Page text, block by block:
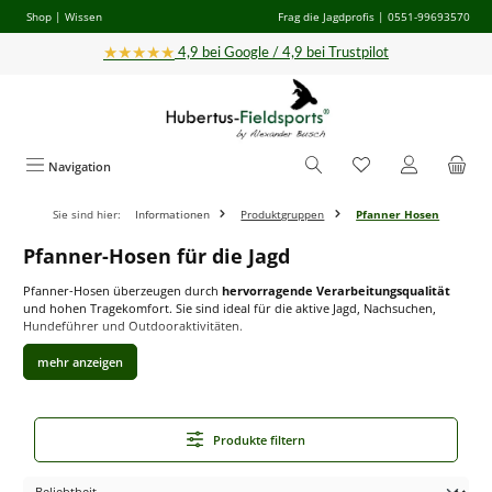
Zum Hauptinhalt springen
Shop | Wissen Frag die Jagdprofis | 0551-99693570
★★★★★ 4,9 bei Google / 4,9 bei Trustpilot
Navigation
Sie sind hier: Informationen Produktgruppen Pfanner Hosen
Pfanner-Hosen für die Jagd
Pfanner-Hosen überzeugen durch hervorragende Verarbeitungsqualität
und hohen Tragekomfort. Sie sind ideal für die aktive Jagd, Nachsuchen,
Hundeführer und Outdooraktivitäten.
Qualität & Sicherheit für Jagd, Nachsuche, Forst- &
Innovationsfreude trifft auf ein hohes Sicherheitsbewusstsein: Die Hose
beste Schutz- und Trageeigenschaften
nur bei Arbeiten im Revier und bei der Baumpflege von Vorteil sind, sondern
Produkte filtern